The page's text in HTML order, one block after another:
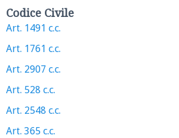
Codice Civile
Art. 1491 c.c.
Art. 1761 c.c.
Art. 2907 c.c.
Art. 528 c.c.
Art. 2548 c.c.
Art. 365 c.c.